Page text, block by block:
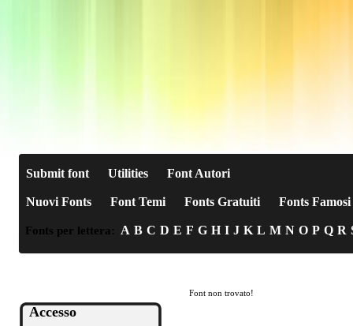
Submit font Utilities Font Autori
Nuovi Fonts Font Temi Fonts Gratuiti Fonts Famosi
Fonts per lettera: A B C D E F G H I J K L M N O P Q R
Accesso
Font non trovato!